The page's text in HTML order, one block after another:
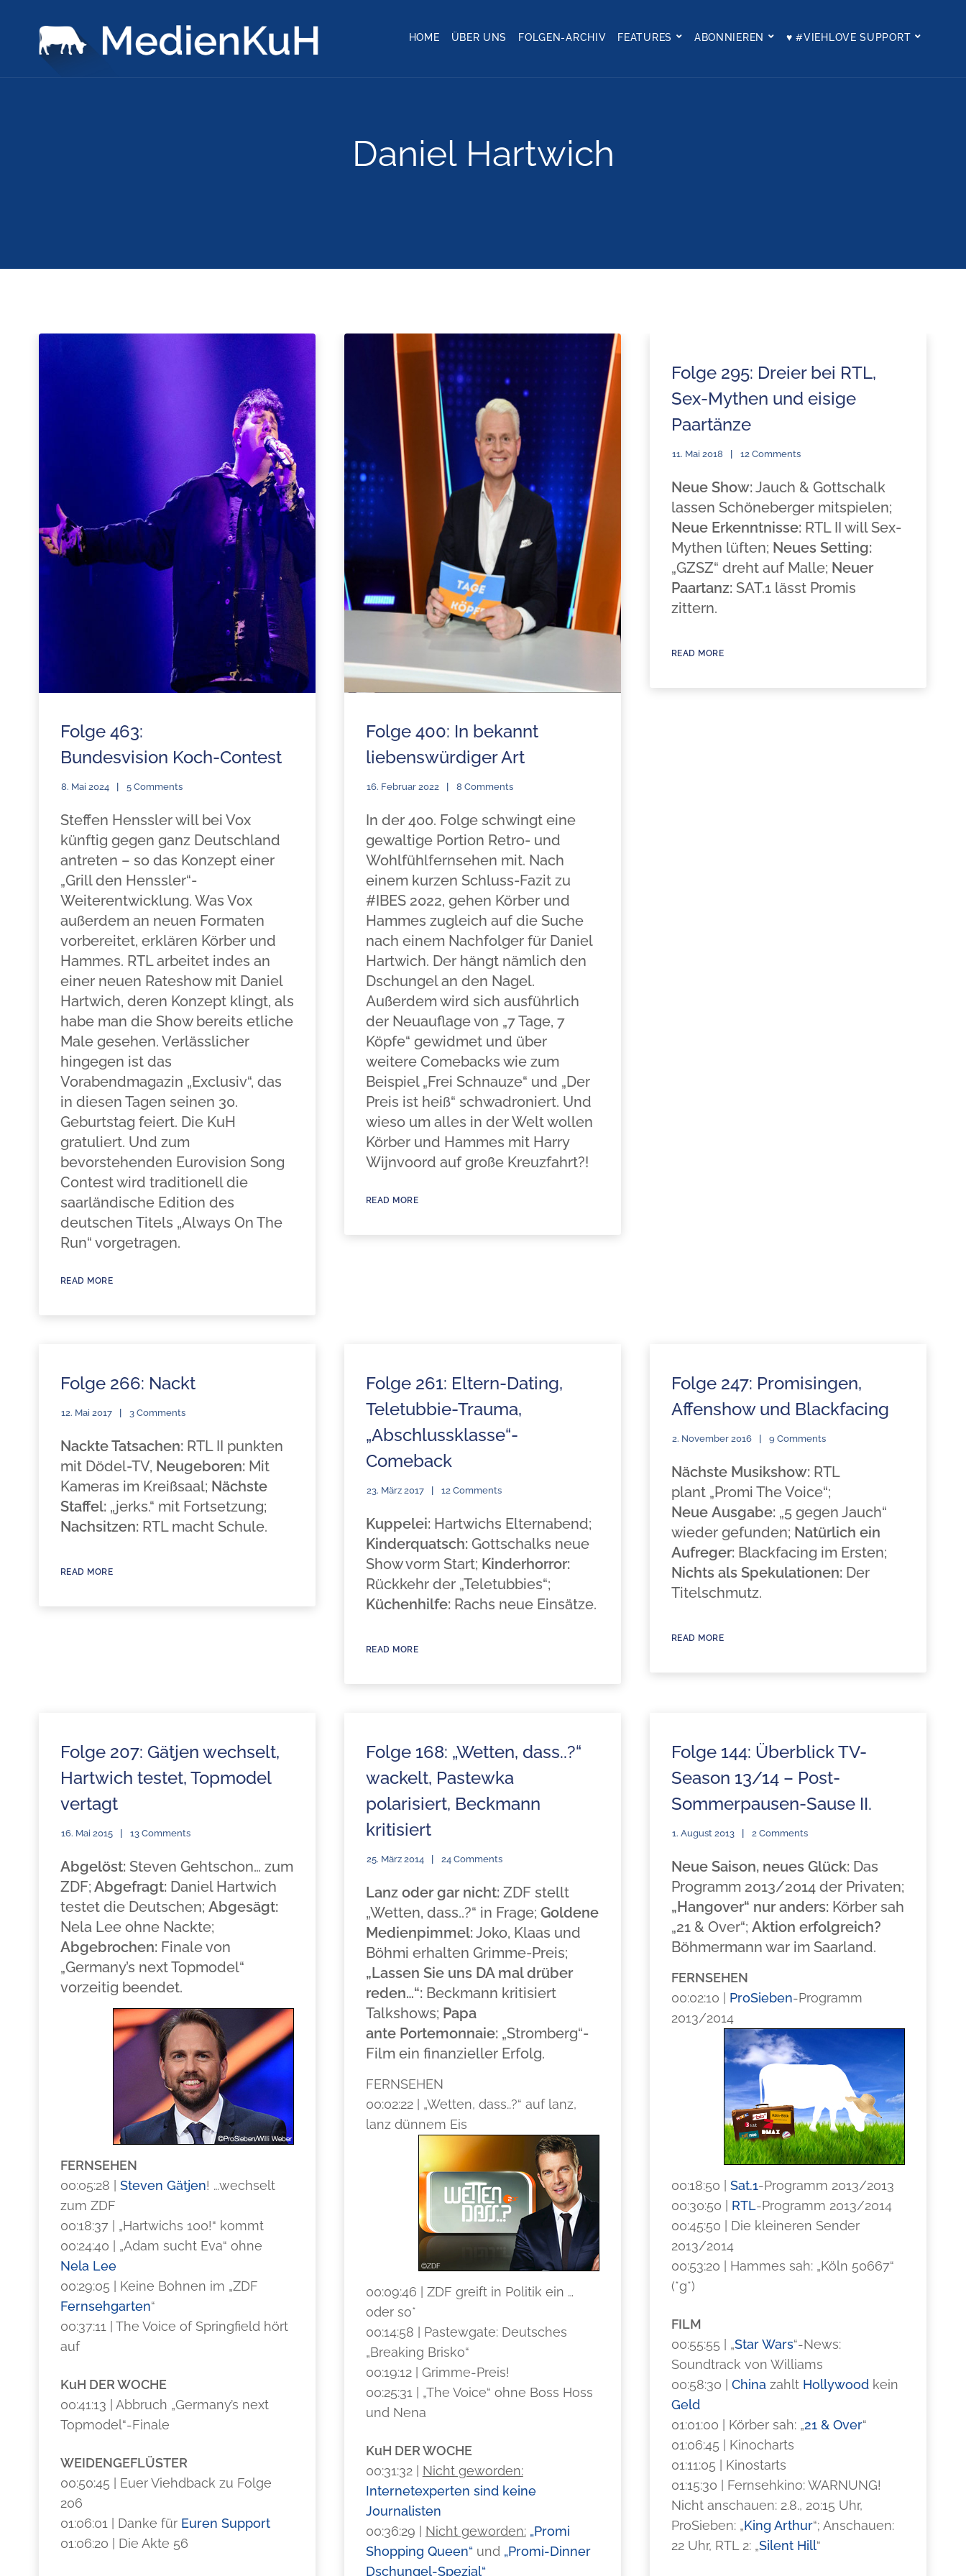
HOME ÜBER UNS FOLGEN-ARCHIV FEATURES ABONNIEREN ♥ #VIEHLOVE SUPPORT
Daniel Hartwich
Folge 463:
Bundesvision Koch-Contest
8. Mai 2024 5 Comments
Steffen Henssler will bei Vox
künftig gegen ganz Deutschland
antreten – so das Konzept einer
„Grill den Henssler“-
Weiterentwicklung. Was Vox
außerdem an neuen Formaten
vorbereitet, erklären Körber und
Hammes. RTL arbeitet indes an
einer neuen Rateshow mit Daniel
Hartwich, deren Konzept klingt, als
habe man die Show bereits etliche
Male gesehen. Verlässlicher
hingegen ist das
Vorabendmagazin „Exclusiv“, das
in diesen Tagen seinen 30.
Geburtstag feiert. Die KuH
gratuliert. Und zum
bevorstehenden Eurovision Song
Contest wird traditionell die
saarländische Edition des
deutschen Titels „Always On The
Run“ vorgetragen.
READ MORE
Folge 400: In bekannt
liebenswürdiger Art
16. Februar 2022 8 Comments
In der 400. Folge schwingt eine
gewaltige Portion Retro- und
Wohlfühlfernsehen mit. Nach
einem kurzen Schluss-Fazit zu
#IBES 2022, gehen Körber und
Hammes zugleich auf die Suche
nach einem Nachfolger für Daniel
Hartwich. Der hängt nämlich den
Dschungel an den Nagel.
Außerdem wird sich ausführlich
der Neuauflage von „7 Tage, 7
Köpfe“ gewidmet und über
weitere Comebacks wie zum
Beispiel „Frei Schnauze“ und „Der
Preis ist heiß“ schwadroniert. Und
wieso um alles in der Welt wollen
Körber und Hammes mit Harry
Wijnvoord auf große Kreuzfahrt?!
READ MORE
Folge 295: Dreier bei RTL,
Sex-Mythen und eisige
Paartänze
11. Mai 2018 12 Comments
Neue Show: Jauch & Gottschalk
lassen Schöneberger mitspielen;
Neue Erkenntnisse: RTL II will Sex-
Mythen lüften; Neues Setting:
„GZSZ“ dreht auf Malle; Neuer
Paartanz: SAT.1 lässt Promis
zittern.
READ MORE
Folge 266: Nackt
12. Mai 2017 3 Comments
Nackte Tatsachen: RTL II punkten
mit Dödel-TV, Neugeboren: Mit
Kameras im Kreißsaal; Nächste
Staffel: „jerks.“ mit Fortsetzung;
Nachsitzen: RTL macht Schule.
READ MORE
Folge 261: Eltern-Dating,
Teletubbie-Trauma,
„Abschlussklasse“-
Comeback
23. März 2017 12 Comments
Kuppelei: Hartwichs Elternabend;
Kinderquatsch: Gottschalks neue
Show vorm Start; Kinderhorror:
Rückkehr der „Teletubbies“;
Küchenhilfe: Rachs neue Einsätze.
READ MORE
Folge 247: Promisingen,
Affenshow und Blackfacing
2. November 2016 9 Comments
Nächste Musikshow: RTL
plant „Promi The Voice“;
Neue Ausgabe: „5 gegen Jauch“
wieder gefunden; Natürlich ein
Aufreger: Blackfacing im Ersten;
Nichts als Spekulationen: Der
Titelschmutz.
READ MORE
Folge 207: Gätjen wechselt,
Hartwich testet, Topmodel
vertagt
16. Mai 2015 13 Comments
Abgelöst: Steven Gehtschon… zum
ZDF; Abgefragt: Daniel Hartwich
testet die Deutschen; Abgesägt:
Nela Lee ohne Nackte;
Abgebrochen: Finale von
„Germany’s next Topmodel“
vorzeitig beendet.
FERNSEHEN
00:05:28 | Steven Gätjen! …wechselt
zum ZDF
00:18:37 | „Hartwichs 100!“ kommt
00:24:40 | „Adam sucht Eva“ ohne
Nela Lee
00:29:05 | Keine Bohnen im „ZDF
Fernsehgarten“
00:37:11 | The Voice of Springfield hört
auf
KuH DER WOCHE
00:41:13 | Abbruch „Germany’s next
Topmodel“-Finale
WEIDENGEFLÜSTER
00:50:45 | Euer Viehdback zu Folge
206
01:06:01 | Danke für Euren Support
01:06:20 | Die Akte 56
Folge 168: „Wetten, dass..?“
wackelt, Pastewka
polarisiert, Beckmann
kritisiert
25. März 2014 24 Comments
Lanz oder gar nicht: ZDF stellt
„Wetten, dass..?“ in Frage; Goldene
Medienpimmel: Joko, Klaas und
Böhmi erhalten Grimme-Preis;
„Lassen Sie uns DA mal drüber
reden…“: Beckmann kritisiert
Talkshows; Papa
ante Portemonnaie: „Stromberg“-
Film ein finanzieller Erfolg.
FERNSEHEN
00:02:22 | „Wetten, dass..?“ auf lanz,
lanz dünnem Eis
00:09:46 | ZDF greift in Politik ein …
oder so*
00:14:58 | Pastewgate: Deutsches
„Breaking Brisko“
00:19:12 | Grimme-Preis!
00:25:31 | „The Voice“ ohne Boss Hoss
und Nena
KuH DER WOCHE
00:31:32 | Nicht geworden:
Internetexperten sind keine
Journalisten
00:36:29 | Nicht geworden: „Promi
Shopping Queen“ und „Promi-Dinner
Dschungel-Spezial“
Folge 144: Überblick TV-
Season 13/14 – Post-
Sommerpausen-Sause II.
1. August 2013 2 Comments
Neue Saison, neues Glück: Das
Programm 2013/2014 der Privaten;
„Hangover“ nur anders: Körber sah
„21 & Over“; Aktion erfolgreich?
Böhmermann war im Saarland.
FERNSEHEN
00:02:10 | ProSieben-Programm
2013/2014
00:18:50 | Sat.1-Programm 2013/2013
00:30:50 | RTL-Programm 2013/2014
00:45:50 | Die kleineren Sender
2013/2014
00:53:20 | Hammes sah: „Köln 50667“
(*g*)
FILM
00:55:55 | „Star Wars“-News:
Soundtrack von Williams
00:58:30 | China zahlt Hollywoodkein
Geld
01:01:00 | Körber sah: „21 & Over“
01:06:45 | Kinocharts
01:11:05 | Kinostarts
01:15:30 | Fernsehkino: WARNUNG!
Nicht anschauen: 2.8., 20:15 Uhr,
ProSieben: „King Arthur“; Anschauen:
22 Uhr, RTL 2: „Silent Hill“